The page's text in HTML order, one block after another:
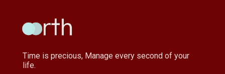
Time is precious, Manage every second of your
life.